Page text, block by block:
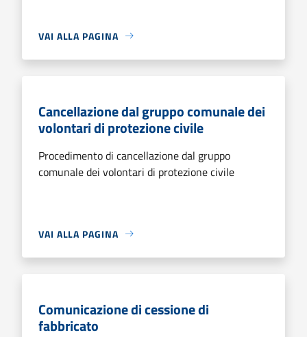
VAI ALLA PAGINA
Cancellazione dal gruppo comunale dei
volontari di protezione civile
Procedimento di cancellazione dal gruppo
comunale dei volontari di protezione civile
VAI ALLA PAGINA
Comunicazione di cessione di
fabbricato